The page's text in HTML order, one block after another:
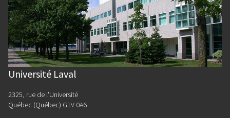
Université Laval
2325, rue de l'Université
Québec (Québec) G1V 0A6